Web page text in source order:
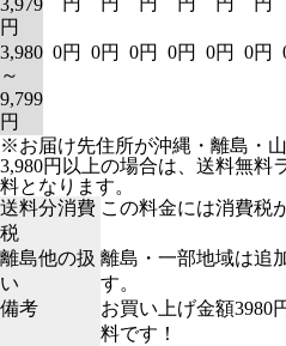
3,979
円
3,980
～
9,799
円
0円 0円 0円 0円 0円 0円
※お届け先住所が沖縄・離島・
3,980円以上の場合は、送料無料
料となります。
送料分消費
税
この料金には消費税
離島他の扱
い
離島・一部地域は追
す。
備考
お買い上げ金額3980
料です！